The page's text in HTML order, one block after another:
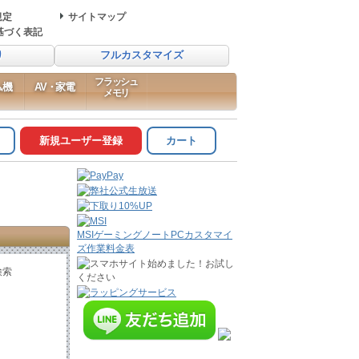
定
サイトマップ
づく表記
フルカスタマイズ
機 AV・家電
フラッシュ
メモリ
新規ユーザー登録 カート
索
MSIゲーミングノートPCカスタマイ
ズ作業料金表